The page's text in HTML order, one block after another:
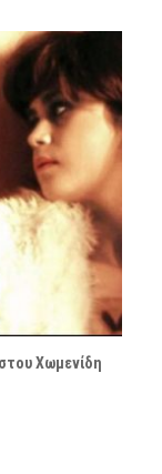
Χωμενίδη